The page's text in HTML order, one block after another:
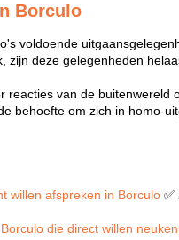
Borculo
voldoende
zijn deze gelegenheden
reacties van de buitenwereld
behoefte om zich in homo-
willen afspreken in Borculo ✅
die direct willen